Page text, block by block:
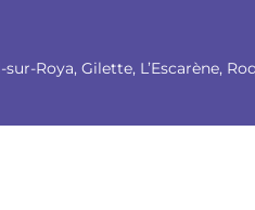
Roya, Gilette, L’Escarène,